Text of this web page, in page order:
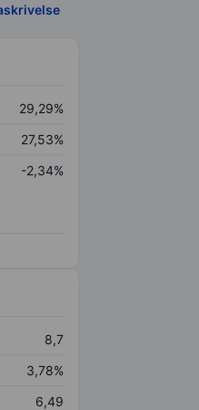
29,29%
27,53%
-2,34%
8,7
3,78%
6,49